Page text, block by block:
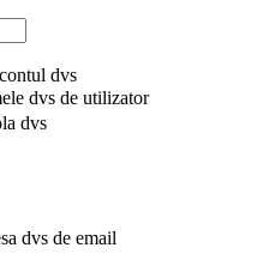
dvs
dvs de utilizator
dvs
dvs de email